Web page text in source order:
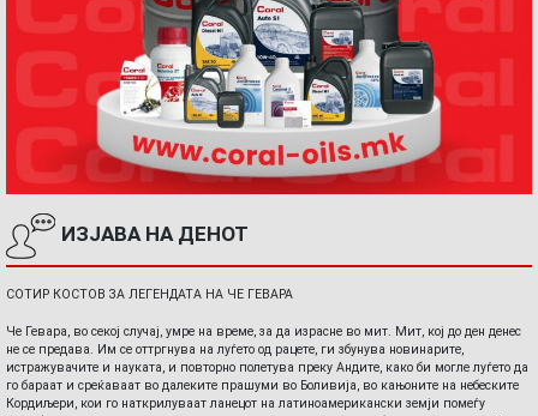
ИЗЈАВА НА ДЕНОТ
СОТИР КОСТОВ ЗА ЛЕГЕНДАТА НА ЧЕ ГЕВАРА
Че Гевара, во секој случај, умре на време, за да израсне во мит. Мит, кој до ден денес
не се предава. Им се оттргнува на луѓето од рацете, ги збунува новинарите,
истражувачите и науката, и повторно полетува преку Андите, како би могле луѓето да
го бараат и среќаваат во далеките прашуми во Боливија, во кањоните на небеските
Кордиљери, кои го наткрилуваат ланецот на латиноамерикански земји помеѓу